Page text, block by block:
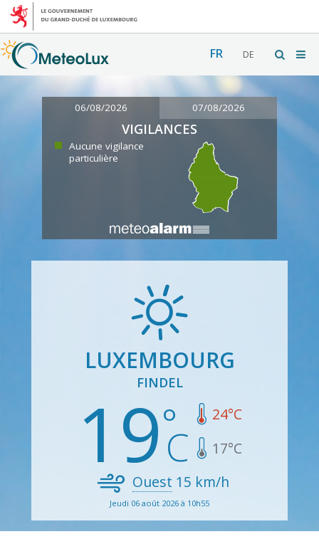
FR DE
06/08/2026 07/08/2026
VIGILANCES
Aucune vigilance
particulière
LUXEMBOURG
FINDEL
19 24°C
17°C
Ouest 15 km/h
Jeudi 06 août 2026 à 10h55